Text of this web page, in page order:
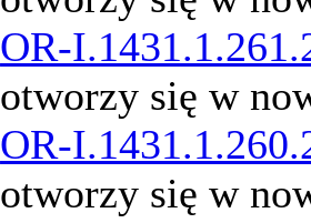
OR-
otworzy się w
OR-
otworzy się w